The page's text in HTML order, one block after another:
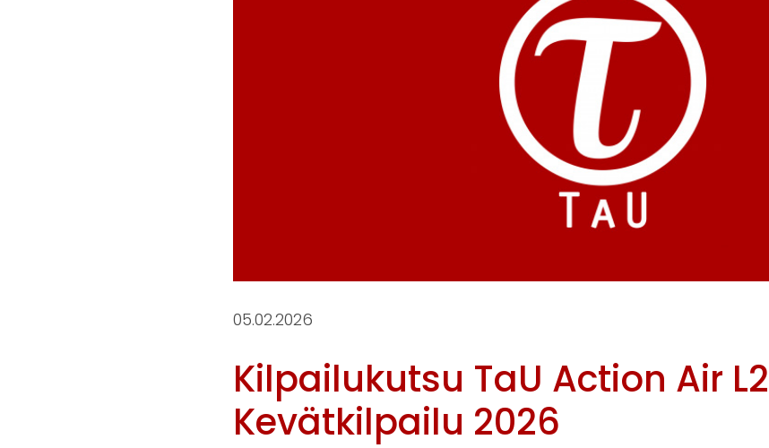
05.02.2026
Kilpailukutsu TaU Action Air L2
Kevätkilpailu 2026